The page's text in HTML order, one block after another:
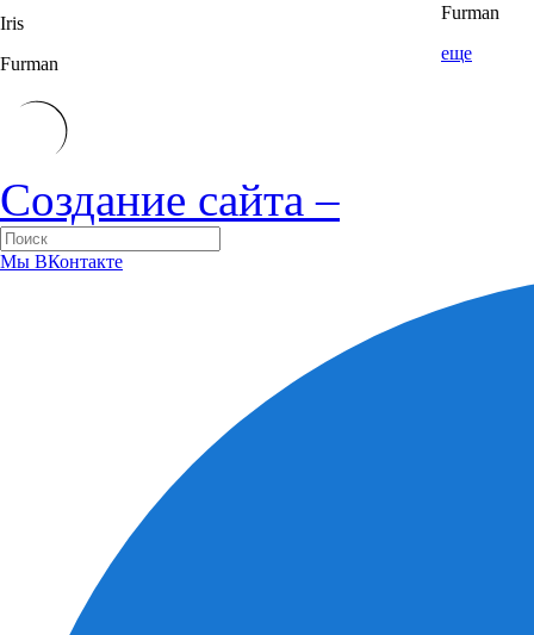
Iris
Furman
Furman
еще
Создание сайта –
Мы ВКонтакте